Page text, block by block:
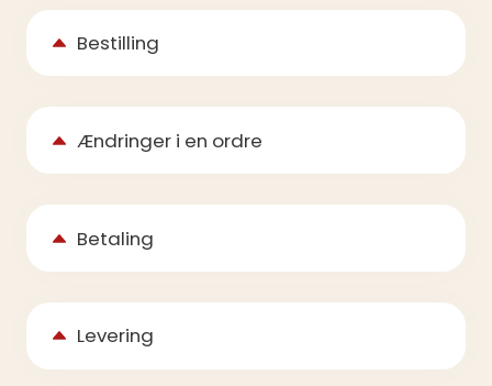
Bestilling
Ændringer i en ordre
Betaling
Levering